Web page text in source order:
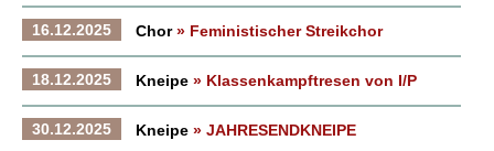
16.12.2025 Chor» Feministischer Streikchor
18.12.2025 Kneipe » Klassenkampftresen von I/P
30.12.2025 Kneipe » JAHRESENDKNEIPE